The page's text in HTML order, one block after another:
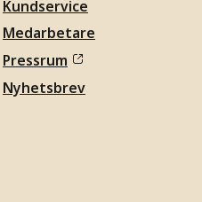
Kundservice
Medarbetare
Pressrum
Nyhetsbrev